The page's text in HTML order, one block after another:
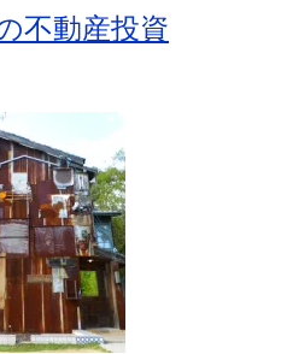
不動産投資